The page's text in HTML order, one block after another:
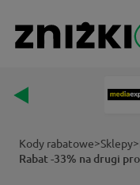
Kody rabatowe>Sklepy>
Rabat -33% na drugi